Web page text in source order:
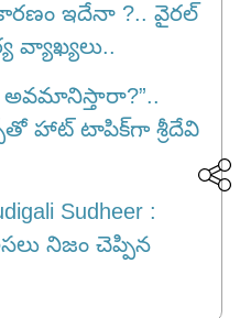
ఇదేనా ?.. వైరల్
వ్యాఖ్యలు..
అవమానిస్తారా?”..
హాట్ టాపిక్‌గా శ్రీదేవి
Sudheer :
నిజం చెప్పిన